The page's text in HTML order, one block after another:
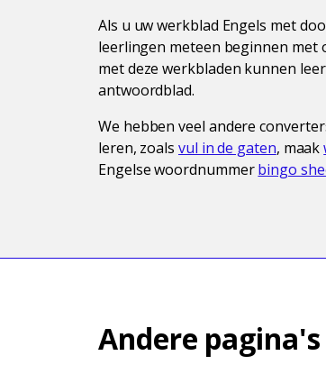
Als u uw werkblad Engels met
leerlingen meteen beginnen met
met deze werkbladen kunnen
antwoordblad.
We hebben veel andere
leren, zoals vul in de gaten, maak
Engelse woordnummerbingo
Andere